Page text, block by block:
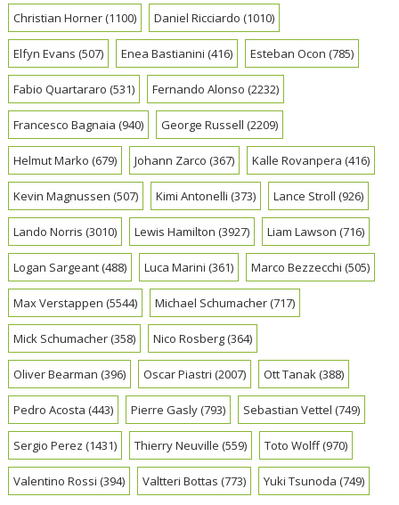
Christian Horner(1100) Daniel Ricciardo (1010)
Elfyn Evans (507) Enea Bastianini (416) Esteban Ocon (785)
Fabio Quartararo (531) Fernando Alonso (2232)
Francesco Bagnaia (940) George Russell (2209)
Helmut Marko (679) Johann Zarco (367) Kalle Rovanpera (416)
Kevin Magnussen (507) Kimi Antonelli (373) Lance Stroll (926)
Lando Norris (3010) Lewis Hamilton (3927) Liam Lawson (716)
Logan Sargeant(488) Luca Marini (361) Marco Bezzecchi (505)
Max Verstappen (5544) Michael Schumacher(717)
Mick Schumacher(358) Nico Rosberg(364)
Oliver Bearman (396) Oscar Piastri (2007) Ott Tanak(388)
Pedro Acosta (443) Pierre Gasly(793) Sebastian Vettel (749)
Sergio Perez (1431) Thierry Neuville (559) Toto Wolff(970)
Valentino Rossi (394) Valtteri Bottas (773) Yuki Tsunoda (749)